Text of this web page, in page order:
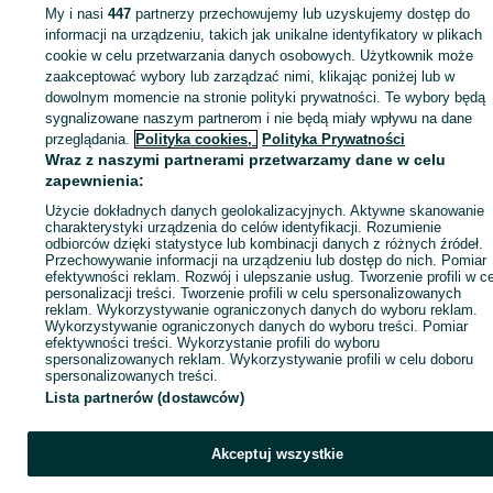
KATEGORIA
ID:1078511590 Wyświetlenia:
My i nasi447 partnerzy przechowujemy lub uzyskujemy dostęp do
informacji na urządzeniu, takich jak unikalne identyfikatory w plikach
cookie w celu przetwarzania danych osobowych. Użytkownik może
zaakceptować wybory lub zarządzać nimi, klikając poniżej lub w
dowolnym momencie na stronie polityki prywatności. Te wybory będą
sygnalizowane naszym partnerom i nie będą miały wpływu na dane
przeglądania. Polityka cookies, Polityka Prywatności
Wraz z naszymi partnerami przetwarzamy dane w celu
zapewnienia:
Użycie dokładnych danych geolokalizacyjnych. Aktywne skanowanie
charakterystyki urządzenia do celów identyfikacji. Rozumienie
odbiorców dzięki statystyce lub kombinacji danych z różnych źródeł.
Przechowywanie informacji na urządzeniu lub dostęp do nich. Pomiar
efektywności reklam. Rozwój i ulepszanie usług. Tworzenie profili w
personalizacji treści. Tworzenie profili w celu spersonalizowanych
reklam. Wykorzystywanie ograniczonych danych do wyboru reklam.
Wykorzystywanie ograniczonych danych do wyboru treści. Pomiar
efektywności treści. Wykorzystanie profili do wyboru
spersonalizowanych reklam. Wykorzystywanie profili w celu doboru
spersonalizowanych treści.
Lista partnerów (dostawców)
Akceptuj wszystkie